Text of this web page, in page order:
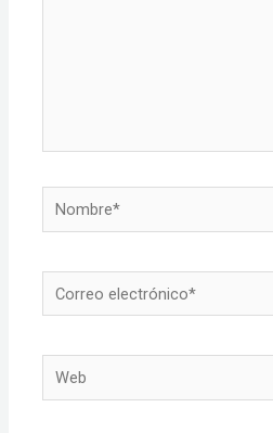
Nombre*
Correo
electrónico*
Web